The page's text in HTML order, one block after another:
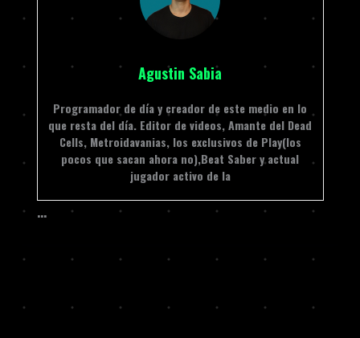
Agustin Sabia
Programador de día y creador de este medio en lo
que resta del día. Editor de videos, Amante del Dead
Cells, Metroidavanias, los exclusivos de Play(los
pocos que sacan ahora no),Beat Saber y actual
jugador activo de la
…